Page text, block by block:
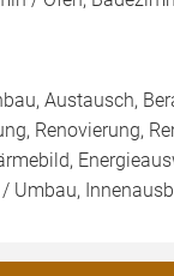
Austausch,
Renovierung,
Umbau,